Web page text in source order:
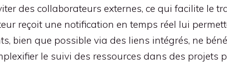
des collaborateurs externes, ce qui facilite le
reçoit une notification en temps réel lui
bien que possible via des liens intégrés, ne
le suivi des ressources dans des projets